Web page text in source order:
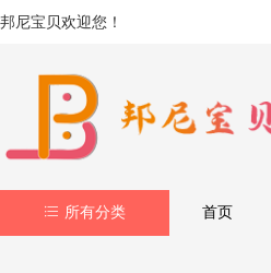
邦尼宝贝欢迎您！
所有分类 首页